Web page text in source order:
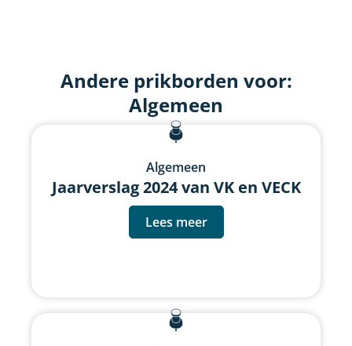
Andere prikborden voor:
Algemeen
Algemeen
Jaarverslag 2024 van VK en VECK
Lees meer